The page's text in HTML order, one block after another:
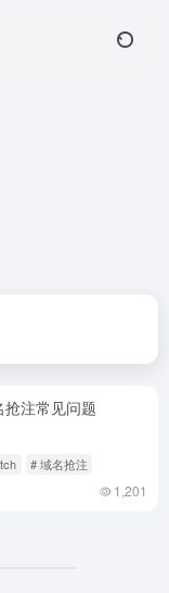
注常见问题
# 域名抢注
1,201